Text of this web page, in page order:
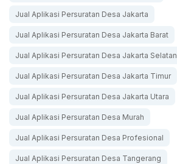
Jual Aplikasi Persuratan Desa Jakarta
Jual Aplikasi Persuratan Desa Jakarta Barat
Jual Aplikasi Persuratan Desa Jakarta Selatan
Jual Aplikasi Persuratan Desa Jakarta Timur
Jual Aplikasi Persuratan Desa Jakarta Utara
Jual Aplikasi Persuratan Desa Murah
Jual Aplikasi Persuratan Desa Profesional
Jual Aplikasi Persuratan Desa Tangerang